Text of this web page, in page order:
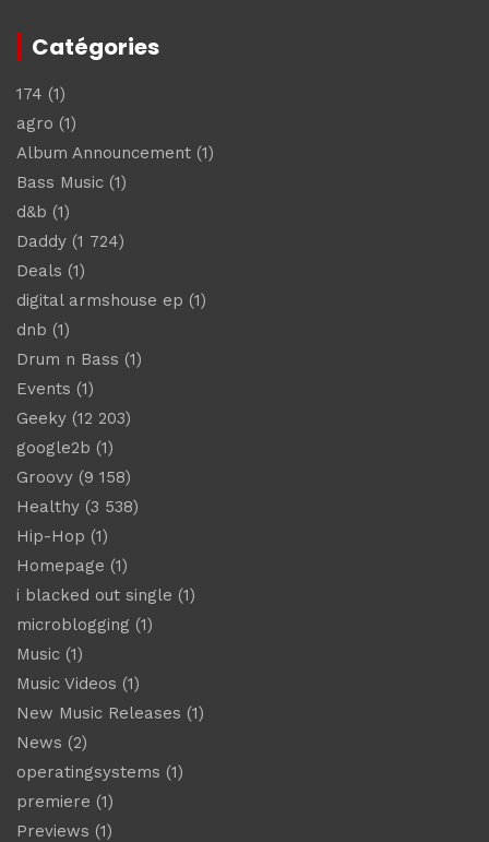
Catégories
174 (1)
agro (1)
Album Announcement (1)
Bass Music (1)
d&b (1)
Daddy (1 724)
Deals (1)
digital armshouse ep (1)
dnb (1)
Drum n Bass (1)
Events (1)
Geeky (12 203)
google2b (1)
Groovy (9 158)
Healthy (3 538)
Hip-Hop (1)
Homepage (1)
i blacked out single (1)
microblogging (1)
Music (1)
Music Videos (1)
New Music Releases (1)
News (2)
operatingsystems (1)
premiere (1)
Previews (1)